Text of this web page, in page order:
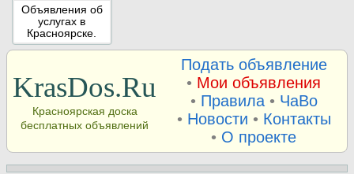
Объявления об
услугах в
Красноярске.
KrasDos.Ru
Красноярская доска
бесплатных объявлений
Подать объявление
• Мои объявления
• Правила• ЧаВо
• Новости • Контакты
• О проекте